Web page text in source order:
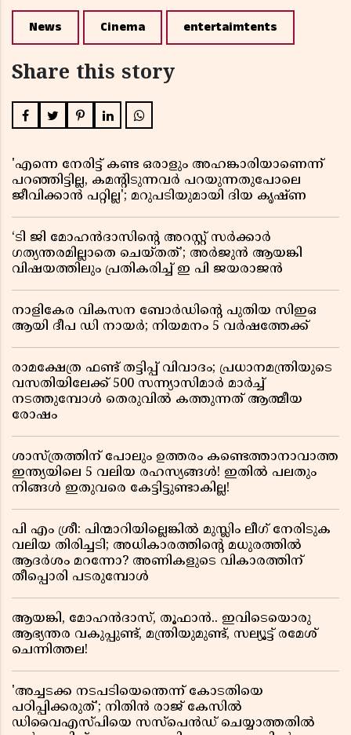
News Cinema entertaimtents
Share this story
'എന്നെ നേരിട്ട് കണ്ട ഒരാളും അഹങ്കാരിയാണെന്ന്
പറഞ്ഞിട്ടില്ല, കമൻ്റിടുന്നവർ പറയുന്നതുപോലെ
ജീവിക്കാൻ പറ്റില്ല'; മറുപടിയുമായി ദിയ കൃഷ്ണ
‘ടി ജി മോഹൻദാസിൻ്റെ അറസ്റ്റ് സർക്കാർ
ഗത്യന്തരമില്ലാതെ ചെയ്തത്’; അർജുൻ ആയങ്കി
വിഷയത്തിലും പ്രതികരിച്ച് ഇ പി ജയരാജൻ
നാളികേര വികസന ബോർഡിൻ്റെ പുതിയ സിഇഒ
ആയി ദീപ ഡി നായർ; നിയമനം 5 വർഷത്തേക്ക് ​​​​​​​
രാമക്ഷേത്ര ഫണ്ട് തട്ടിപ്പ് വിവാദം; പ്രധാനമന്ത്രിയുടെ
വസതിയിലേക്ക് 500 സന്ന്യാസിമാർ മാർച്ച്
നടത്തുമ്പോൾ തെരുവിൽ കത്തുന്നത് ആത്മീയ
രോഷം
ശാസ്ത്രത്തിന് പോലും ഉത്തരം കണ്ടെത്താനാവാത്ത
ഇന്ത്യയിലെ 5 വലിയ രഹസ്യങ്ങൾ! ഇതിൽ പലതും
നിങ്ങൾ ഇതുവരെ കേട്ടിട്ടുണ്ടാകില്ല!
പി എം ശ്രീ: പിന്മാറിയില്ലെങ്കിൽ മുസ്ലിം ലീഗ് നേരിടുക
വലിയ തിരിച്ചടി; അധികാരത്തിന്റെ മധുരത്തിൽ
ആദർശം മറന്നോ? അണികളുടെ വികാരത്തിന്
തീപ്പൊരി പടരുമ്പോൾ
ആയങ്കി, മോഹൻദാസ്, തൂഫാൻ.. ഇവിടെയൊരു
ആഭ്യന്തര വകുപ്പുണ്ട്, മന്ത്രിയുമുണ്ട്, സല്യൂട്ട് രമേശ്‌
ചെന്നിത്തല!
'അച്ചടക്ക നടപടിയെന്തെന്ന് കോടതിയെ
പഠിപ്പിക്കരുത്'; നിതിൻ രാജ് കേസിൽ
ഡിവൈഎസ്പിയെ സസ്പെൻഡ് ചെയ്യാത്തതിൽ